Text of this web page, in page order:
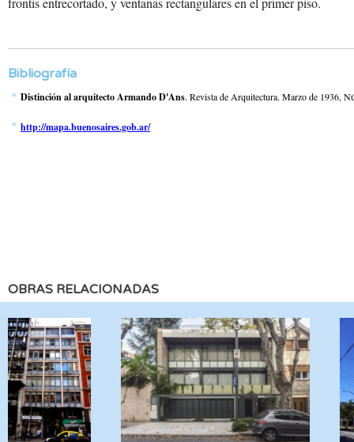
Bibliografía
Distinción al arquitecto Armando D'Ans. Revista de Arquitectura. Marzo de 1936,
http://mapa.buenosaires.gob.ar/
OBRAS RELACIONADAS